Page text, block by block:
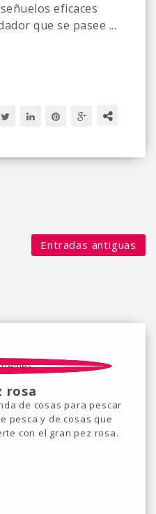
eficaces
que se pasee ...
Entradas antiguas
rosa
de cosas para pescar
pesca y de cosas que
con el gran pez rosa.